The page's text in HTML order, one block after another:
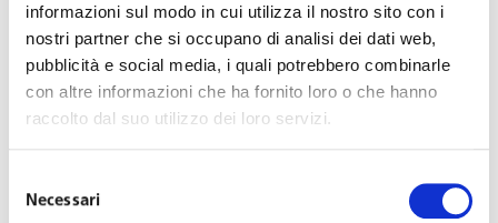
informazioni sul modo in cui utilizza il nostro sito con i
nostri partner che si occupano di analisi dei dati web,
pubblicità e social media, i quali potrebbero combinarle
con altre informazioni che ha fornito loro o che hanno
raccolto dal suo utilizzo dei loro servizi.
delNecessari
La tua azienda vuole
valutare la settimana
corta?